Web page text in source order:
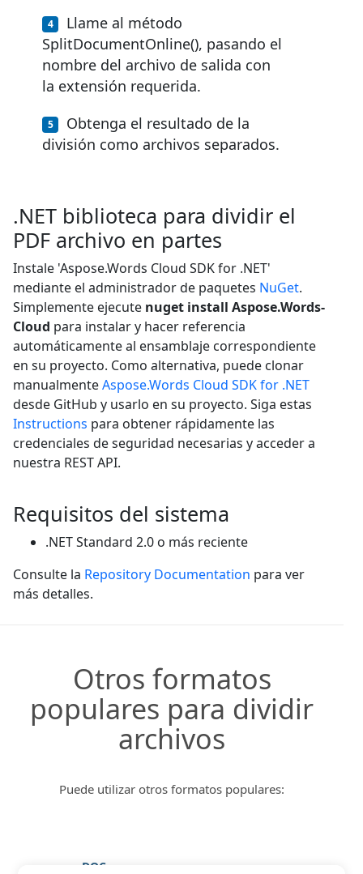
Llame al método
SplitDocumentOnline(), pasando el
nombre del archivo de salida con
la extensión requerida.
Obtenga el resultado de la
división como archivos separados.
.NET biblioteca para dividir el
PDF archivo en partes
Instale 'Aspose.Words Cloud SDK for .NET'
mediante el administrador de paquetes NuGet.
Simplemente ejecute nuget install Aspose.Words-
Cloud para instalar y hacer referencia
automáticamente al ensamblaje correspondiente
en su proyecto. Como alternativa, puede clonar
manualmenteAspose.Words Cloud SDK for .NET
desde GitHub y usarlo en su proyecto. Siga estas
Instructions para obtener rápidamente las
credenciales de seguridad necesarias y acceder a
nuestra REST API.
Requisitos del sistema
.NET Standard 2.0 o más reciente
Consulte la Repository Documentation para ver
más detalles.
Otros formatos
populares para dividir
archivos
Puede utilizar otros formatos populares:
DOC